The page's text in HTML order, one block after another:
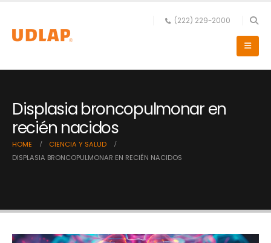
(222) 229-2000
Displasia broncopulmonar en
recién nacidos
HOME
CIENCIA Y SALUD
DISPLASIA BRONCOPULMONAR EN RECIÉN NACIDOS